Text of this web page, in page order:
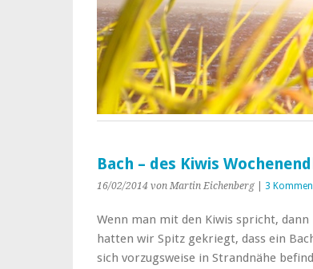
Bach – des Kiwis
16/02/2014 von Martin Eichenberg 3
Wenn man mit den Kiwis spricht,
hatten wir Spitz gekriegt, dass ein
sich vorzugsweise in Strandnähe